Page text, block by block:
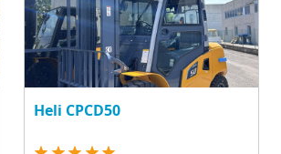
Heli CPCD50